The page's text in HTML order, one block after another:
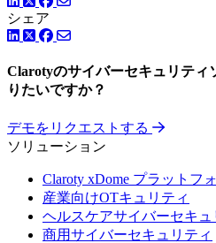
シェア
LinkedIn
ツイッター
Facebook
Clarotyのサイバーセキュリティ
りたいですか？
デモをリクエストする
ソリューション
Claroty xDome プラットフ
産業向けOTキュリティ
ヘルスケアサイバーセキュ
商用サイバーセキュリティ